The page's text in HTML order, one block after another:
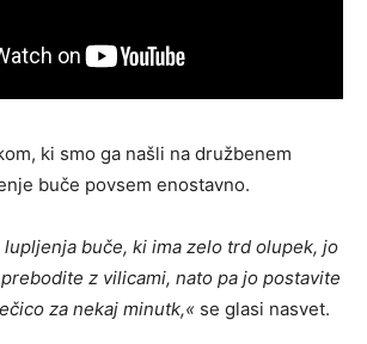
ki smo ga našli na družbenem
buče povsem enostavno.
buče, ki ima zelo trd olupek, jo
z vilicami, nato pa jo postavite
za nekaj minutk,« se glasi nasvet.